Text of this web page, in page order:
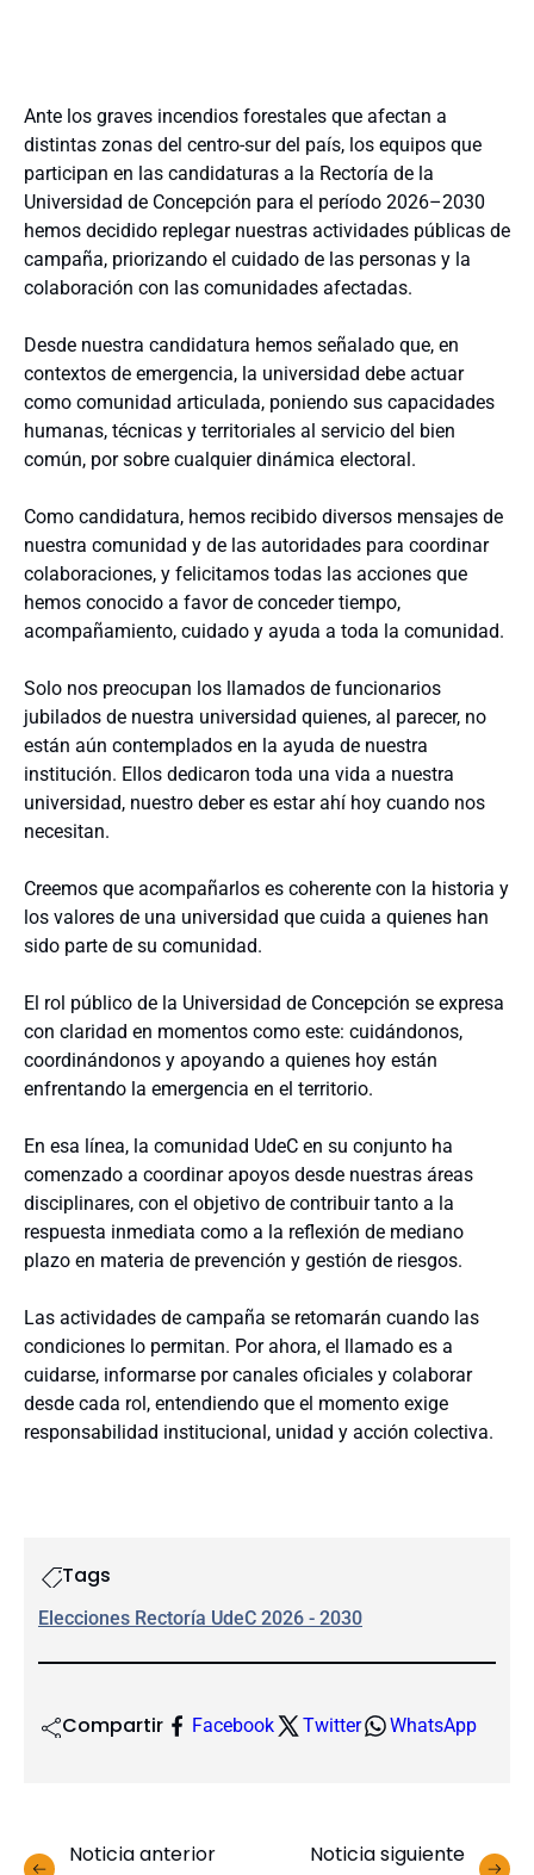
Ante los graves incendios forestales que afectan a
distintas zonas del centro-sur del país, los equipos que
participan en las candidaturas a la Rectoría de la
Universidad de Concepción para el período 2026–2030
hemos decidido replegar nuestras actividades públicas de
campaña, priorizando el cuidado de las personas y la
colaboración con las comunidades afectadas.
Desde nuestra candidatura hemos señalado que, en
contextos de emergencia, la universidad debe actuar
como comunidad articulada, poniendo sus capacidades
humanas, técnicas y territoriales al servicio del bien
común, por sobre cualquier dinámica electoral.
Como candidatura, hemos recibido diversos mensajes de
nuestra comunidad y de las autoridades para coordinar
colaboraciones, y felicitamos todas las acciones que
hemos conocido a favor de conceder tiempo,
acompañamiento, cuidado y ayuda a toda la comunidad.
Solo nos preocupan los llamados de funcionarios
jubilados de nuestra universidad quienes, al parecer, no
están aún contemplados en la ayuda de nuestra
institución. Ellos dedicaron toda una vida a nuestra
universidad, nuestro deber es estar ahí hoy cuando nos
necesitan.
Creemos que acompañarlos es coherente con la historia y
los valores de una universidad que cuida a quienes han
sido parte de su comunidad.
El rol público de la Universidad de Concepción se expresa
con claridad en momentos como este: cuidándonos,
coordinándonos y apoyando a quienes hoy están
enfrentando la emergencia en el territorio.
En esa línea, la comunidad UdeC en su conjunto ha
comenzado a coordinar apoyos desde nuestras áreas
disciplinares, con el objetivo de contribuir tanto a la
respuesta inmediata como a la reflexión de mediano
plazo en materia de prevención y gestión de riesgos.
Las actividades de campaña se retomarán cuando las
condiciones lo permitan. Por ahora, el llamado es a
cuidarse, informarse por canales oficiales y colaborar
desde cada rol, entendiendo que el momento exige
responsabilidad institucional, unidad y acción colectiva.
Tags
Elecciones Rectoría UdeC 2026 - 2030
Compartir Facebook Twitter WhatsApp
Noticia anterior Noticia siguiente